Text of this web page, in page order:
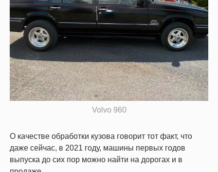
Volvo 960
О качестве обработки кузова говорит тот факт, что
даже сейчас, в 2021 году, машины первых годов
выпуска до сих пор можно найти на дорогах и в